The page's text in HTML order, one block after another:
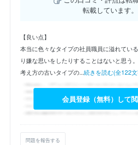
転載しています。
【良い点】
本当に色々なタイプの社員職員に溢れてい
り嫌な思いをしたりすることはないと思う
考え方の古いタイプの...続きを読む(全122
会員登録（無料）して
問題を報告する